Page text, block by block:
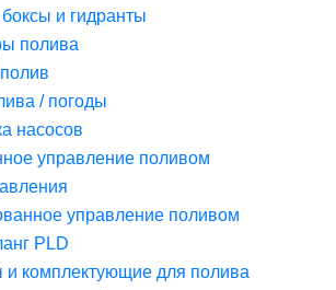
и гидранты
полива
/ погоды
насосов
управление поливом
управление поливом
PLD
и комплектующие для полива